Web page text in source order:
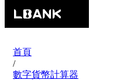
首頁
/
數字貨幣計算器